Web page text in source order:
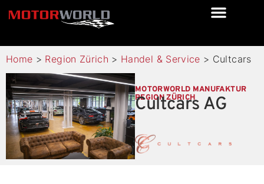
Home > Region Zürich > Handel & Service > Cultcars
MOTORWORLD MANUFAKTUR
REGION ZÜRICH
Cultcars AG